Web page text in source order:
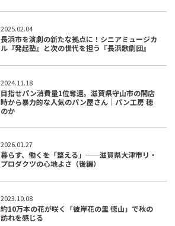
2025.02.04
長浜市を演劇の新たな拠点に！シニアミュージカ
ル『発起塾』と次の世代を担う『長浜歌劇団』
2024.11.18
目指せパン消費量1位奪還。滋賀県守山市の開店
時から暴力的な人気のパン屋さん｜パン工房 穂
のか
2026.01.27
暮らす、働くを「整える」──滋賀県大津市リ・
プロダクツの心地よさ（後編）
2023.10.08
約10万本の花が咲く「彼岸花の里 徳山」で秋の
訪れを感じる